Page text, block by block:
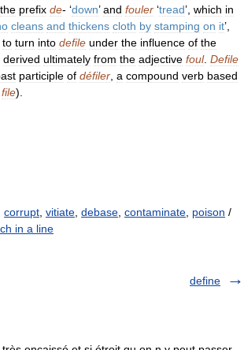
the prefix de- ‘down’and fouler ‘tread’, which in
cleans and thickens cloth by stamping on it’,
to turn into defile under the influence of the
derived ultimately from the adjective foul. Defile
participle of défiler a compound verb based
file).
corrupt vitiate debase contaminate poison /
in a line
define